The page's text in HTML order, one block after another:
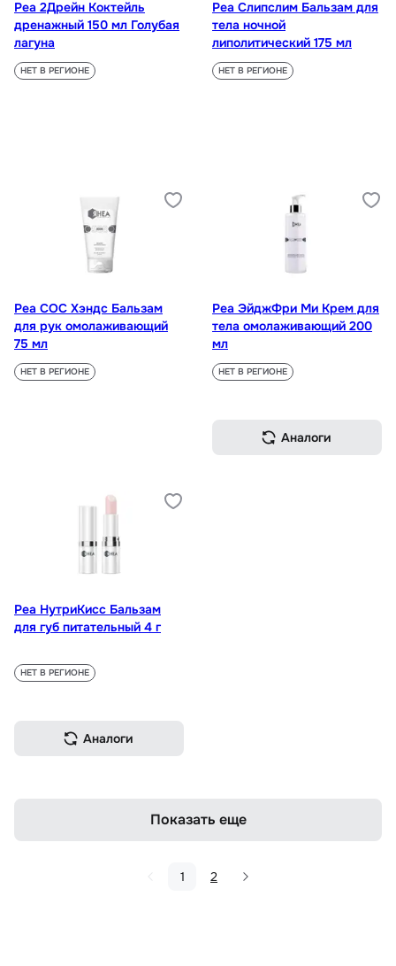
Реа 2Дрейн Коктейль
дренажный 150 мл Голубая
лагуна
НЕТ В РЕГИОНЕ
Реа Слипслим Бальзам для
тела ночной
липолитический 175 мл
НЕТ В РЕГИОНЕ
Реа СОС Хэндс Бальзам
для рук омолаживающий
75 мл
НЕТ В РЕГИОНЕ
Реа ЭйджФри Ми Крем для
тела омолаживающий 200
мл
НЕТ В РЕГИОНЕ
Аналоги
Реа НутриКисс Бальзам
для губ питательный 4 г
НЕТ В РЕГИОНЕ
Аналоги
Показать еще
1 2